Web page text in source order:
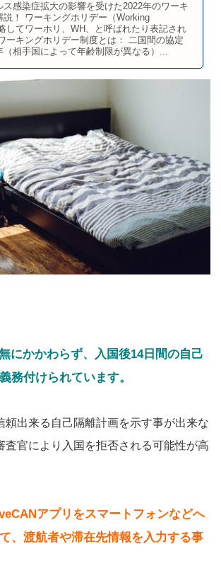
ス感染症拡大の影響を受けた2022年のワーキ
説！ ワーキングホリデー（Working
してワーホリ、WH、と呼ばれたり表記され
ーキングホリデー制度とは： 二国間の協定
（相手国によって年齢制限が異なる）...
にかかわらず、入国後14日間の自己
務付けられています。
頼出来る自己隔離計画を示す事が出来な
査官により入国を拒否される可能性が高
アプリをスマートフォンなどへ
、渡航者や滞在先情報を入力する事